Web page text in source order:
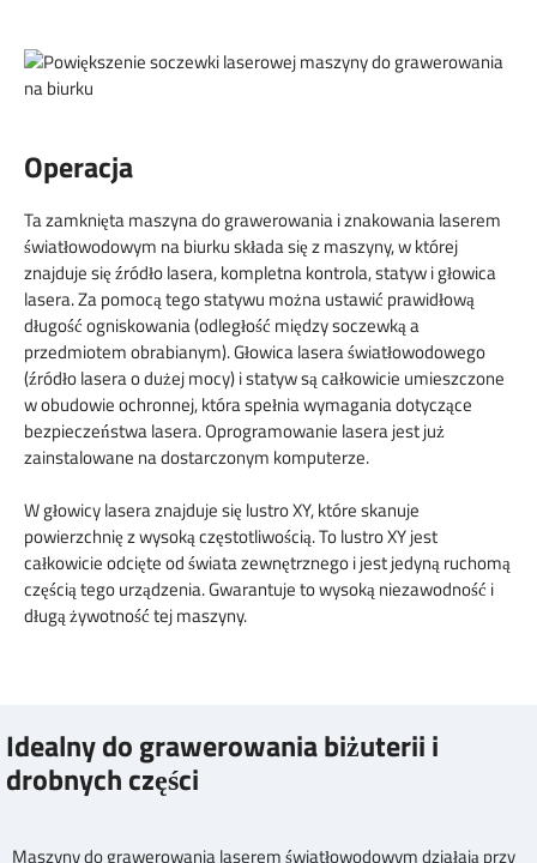
Operacja
Ta zamknięta maszyna do grawerowania i znakowania laserem
światłowodowym na biurku składa się z maszyny, w której
znajduje się źródło lasera, kompletna kontrola, statyw i głowica
lasera. Za pomocą tego statywu można ustawić prawidłową
długość ogniskowania (odległość między soczewką a
przedmiotem obrabianym). Głowica lasera światłowodowego
(źródło lasera o dużej mocy) i statyw są całkowicie umieszczone
w obudowie ochronnej, która spełnia wymagania dotyczące
bezpieczeństwa lasera. Oprogramowanie lasera jest już
zainstalowane na dostarczonym komputerze.
W głowicy lasera znajduje się lustro XY, które skanuje
powierzchnię z wysoką częstotliwością. To lustro XY jest
całkowicie odcięte od świata zewnętrznego i jest jedyną ruchomą
częścią tego urządzenia. Gwarantuje to wysoką niezawodność i
długą żywotność tej maszyny.
Idealny do grawerowania biżuterii i
drobnych części
Maszyny do grawerowania laserem światłowodowym działają przy